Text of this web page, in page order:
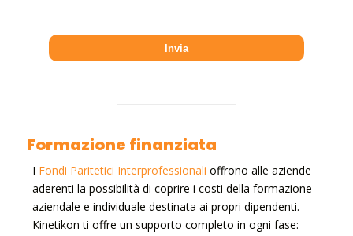
Formazione finanziata
I Fondi Paritetici Interprofessionali offrono alle aziende
aderenti la possibilità di coprire i costi della formazione
aziendale e individuale destinata ai propri dipendenti.
Kinetikon ti offre un supporto completo in ogni fase: